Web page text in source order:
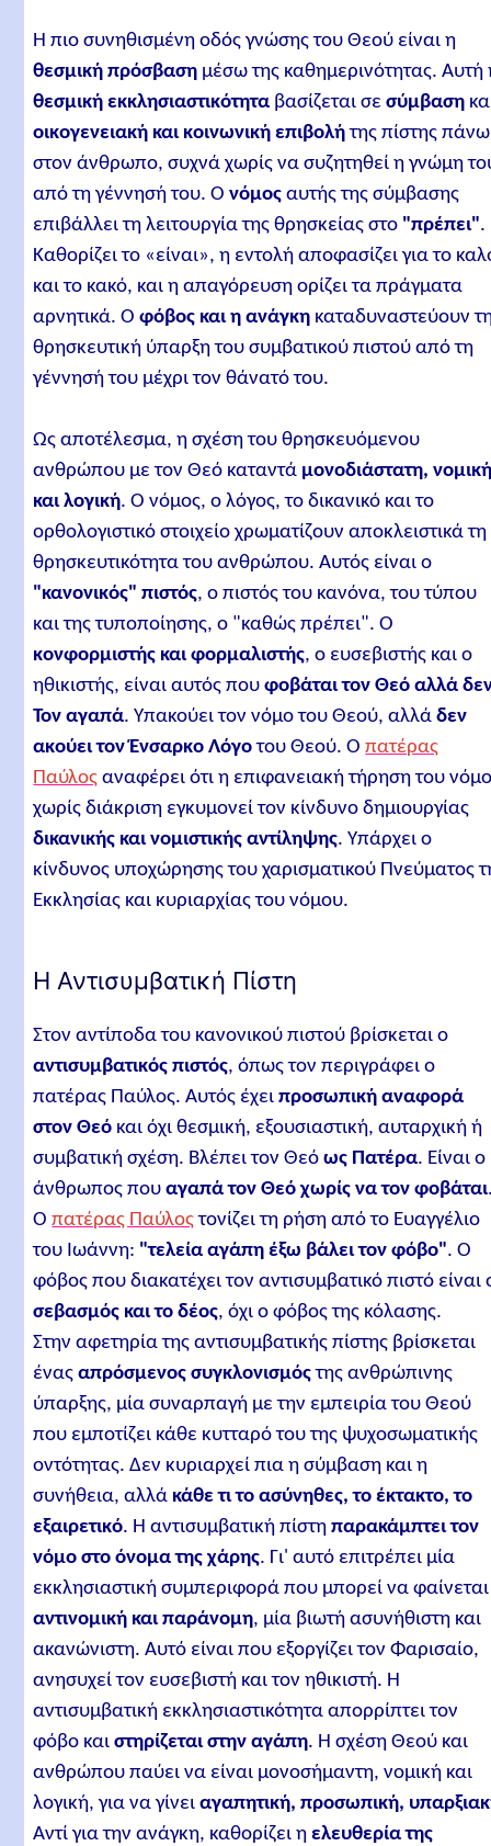
Η πιο συνηθισμένη οδός γνώσης του Θεού είναι η
θεσμική πρόσβαση μέσω της καθημερινότητας. Αυτή
θεσμική εκκλησιαστικότητα βασίζεται σεσύμβαση
οικογενειακή και κοινωνική επιβολήτης πίστης πάνω
στον άνθρωπο, συχνά χωρίς να συζητηθεί η γνώμη
από τη γέννησή του. Ονόμος αυτής της σύμβασης
επιβάλλει τη λειτουργία της θρησκείας στο "πρέπει".
Καθορίζει το «είναι», η εντολή αποφασίζει για το
και το κακό, και η απαγόρευση ορίζει τα πράγματα
αρνητικά. Οφόβος και η ανάγκη καταδυναστεύουν
θρησκευτική ύπαρξη του συμβατικού πιστού από τη
γέννησή του μέχρι τον θάνατό του.
Ως αποτέλεσμα, η σχέση του θρησκευόμενου
ανθρώπου με τον Θεό καταντά μονοδιάστατη,
και λογική. Ο νόμος, ο λόγος, το δικανικό και το
ορθολογιστικό στοιχείο χρωματίζουν αποκλειστικά τη
θρησκευτικότητα του ανθρώπου. Αυτός είναι ο
"κανονικός" πιστός, ο πιστός του κανόνα, του τύπου
και της τυποποίησης, ο "καθώς πρέπει". Ο
κονφορμιστής και φορμαλιστής, ο ευσεβιστής και ο
ηθικιστής, είναι αυτός πουφοβάται τον Θεό αλλά
Τον αγαπά. Υπακούει τον νόμο του Θεού, αλλάδεν
ακούει τον Ένσαρκο Λόγοτου Θεού. Οπατέρας
Παύλος αναφέρει ότι η επιφανειακή τήρηση του
χωρίς διάκριση εγκυμονεί τον κίνδυνο δημιουργίας
δικανικής και νομιστικής αντίληψης. Υπάρχει ο
κίνδυνος υποχώρησης του χαρισματικού Πνεύματος
Εκκλησίας και κυριαρχίας του νόμου.
Η Αντισυμβατική Πίστη
Στον αντίποδα του κανονικού πιστού βρίσκεται ο
αντισυμβατικός πιστός, όπως τον περιγράφει ο
πατέρας Παύλος. Αυτός έχειπροσωπική αναφορά
στον Θεό και όχι θεσμική, εξουσιαστική, αυταρχική ή
συμβατική σχέση. Βλέπει τον Θεόως Πατέρα. Είναι ο
άνθρωπος πουαγαπά τον Θεό χωρίς να τον φοβάται
Οπατέρας Παύλοςτονίζει τη ρήση από το Ευαγγέλιο
του Ιωάννη: "τελεία αγάπη έξω βάλει τον φόβο". Ο
φόβος που διακατέχει τον αντισυμβατικό πιστό είναι
σεβασμός και το δέος, όχι ο φόβος της κόλασης.
Στην αφετηρία της αντισυμβατικής πίστης βρίσκεται
έναςαπρόσμενος συγκλονισμόςτης ανθρώπινης
ύπαρξης, μία συναρπαγή με την εμπειρία του Θεού
που εμποτίζει κάθε κυτταρό του της ψυχοσωματικής
οντότητας. Δεν κυριαρχεί πια η σύμβαση και η
συνήθεια, αλλά κάθε τι το ασύνηθες, το έκτακτο, το
εξαιρετικό. Η αντισυμβατική πίστηπαρακάμπτει τον
νόμο στο όνομα της χάρης. Γι' αυτό επιτρέπει μία
εκκλησιαστική συμπεριφορά που μπορεί να φαίνεται
αντινομική και παράνομη, μία βιωτή ασυνήθιστη και
ακανώνιστη. Αυτό είναι που εξοργίζει τον Φαρισαίο,
ανησυχεί τον ευσεβιστή και τον ηθικιστή. Η
αντισυμβατική εκκλησιαστικότητα απορρίπτει τον
φόβο καιστηρίζεται στην αγάπη. Η σχέση Θεού και
ανθρώπου παύει να είναι μονοσήμαντη, νομική και
λογική, για να γίνειαγαπητική, προσωπική,
Αντί για την ανάγκη, καθορίζει ηελευθερία της